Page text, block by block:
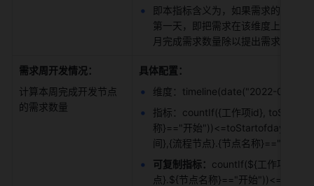
即本指标含义为，如果需求的完成
第一天，即把需求在该维度上计数
月完成需求数量除以提出需求数量
需求周开发情况：
计算本周完成开发节点
的需求数量
具体配置：
维度：timeline(date("2022-01-
指标：countIf({工作项id},
称}=="开始"))<=toStartofday（
间},{流程节点}.{节点名称}=="开始
可复制指标： countIf(${工作项id},
点}.${节点名称}=="开始